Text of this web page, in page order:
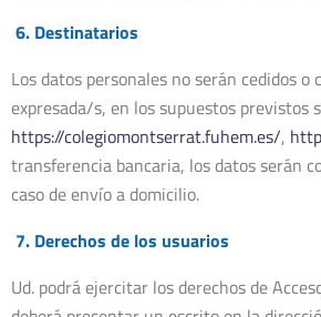
6. Destinatarios
Los datos personales no serán cedidos
expresada/s, en los supuestos previstos
https://colegiomontserrat.fuhem.es/,
transferencia bancaria, los datos serán
caso de envío a domicilio.
7. Derechos de los usuarios
Ud. podrá ejercitar los derechos de